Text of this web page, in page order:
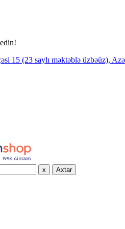
15 (23 saylı məktəblə üzbəüz),
x Axtar